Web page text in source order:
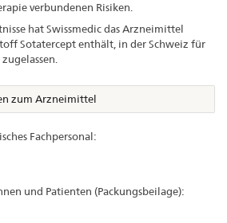
verbundenen Risiken.
hat Swissmedic das Arzneimittel
Sotatercept enthält, in der Schweiz für
zum Arzneimittel
Fachpersonal:
und Patienten (Packungsbeilage):